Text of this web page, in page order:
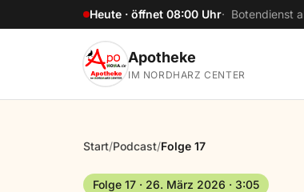
Zum Hauptinhalt springenHeute · öffnet 08:00 Uhr· Botendienst
Apotheke
IM NORDHARZ CENTER
Start/Podcast/Folge 17
Folge 17 · 26. März 2026 · 3:05